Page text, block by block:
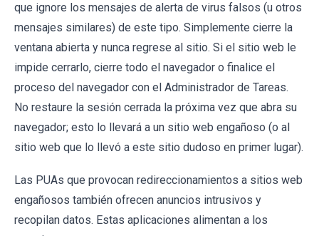
que ignore los mensajes de alerta de virus falsos (u otros
mensajes similares) de este tipo. Simplemente cierre la
ventana abierta y nunca regrese al sitio. Si el sitio web le
impide cerrarlo, cierre todo el navegador o finalice el
proceso del navegador con el Administrador de Tareas.
No restaure la sesión cerrada la próxima vez que abra su
navegador; esto lo llevará a un sitio web engañoso (o al
sitio web que lo llevó a este sitio dudoso en primer lugar).
Las PUAs que provocan redireccionamientos a sitios web
engañosos también ofrecen anuncios intrusivos y
recopilan datos. Estas aplicaciones alimentan a los